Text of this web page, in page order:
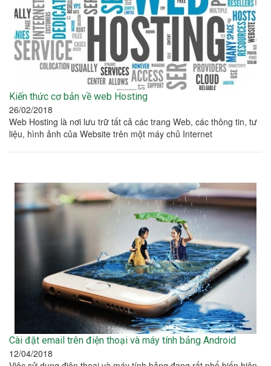
Kiến thức cơ bản về web Hosting
26/02/2018
Web Hosting là nơi lưu trữ tất cả các trang Web, các thông tin, tư
liệu, hình ảnh của Website trên một máy chủ Internet
Cài đặt email trên điện thoại và máy tính bảng Android
12/04/2018